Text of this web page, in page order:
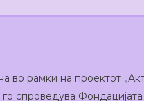
во рамки на проектот
го спроведува